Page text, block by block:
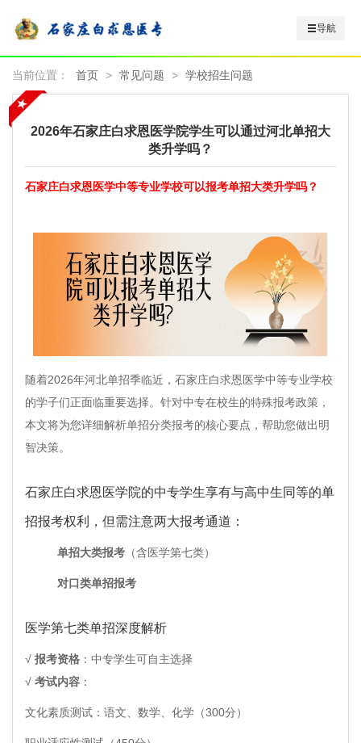
导航
当前位置： 首页 > 常见问题 > 学校招生问题
2026年石家庄白求恩医学院学生可以通过河北单招大
类升学吗？
石家庄白求恩医学中等专业学校可以报考单招大类升学吗？
随着2026年河北单招季临近，石家庄白求恩医学中等专业学校
的学子们正面临重要选择。针对中专在校生的特殊报考政策，
本文将为您详细解析单招分类报考的核心要点，帮助您做出明
智决策。
石家庄白求恩医学院的中专学生享有与高中生同等的单
招报考权利，但需注意两大报考通道：
单招大类报考 （含医学第七类）
对口类单招报考
医学第七类单招深度解析
√ 报考资格 ：中专学生可自主选择
√ 考试内容 ：
文化素质测试：语文、数学、化学（300分）